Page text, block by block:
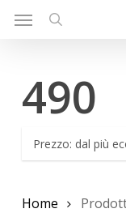
Skip
content
Menu
490
Home